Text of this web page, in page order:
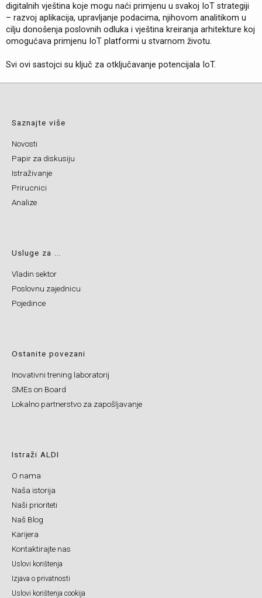
digitalnih vještina koje mogu naći primjenu u svakoj IoT strategiji
– razvoj aplikacija, upravljanje podacima, njihovom analitikom u
cilju donošenja poslovnih odluka i vještina kreiranja arhitekture koj
omogućava primjenu IoT platformi u stvarnom životu.
Svi ovi sastojci su ključ za otključavanje potencijala IoT.
Saznajte više
Novosti
Papir za diskusiju
Istraživanje
Prirucnici
Analize
Usluge za ...
Vladin sektor
Poslovnu zajednicu
Pojedince
Ostanite povezani
Inovativni trening laboratorij
SMEs on Board
Lokalno partnerstvo za zapošljavanje
Istraži ALDI
O nama
Naša istorija
Naši prioriteti
Naš Blog
Karijera
Kontaktirajte nas
Uslovi korištenja
Izjava o privatnosti
Uslovi korištenja cookija